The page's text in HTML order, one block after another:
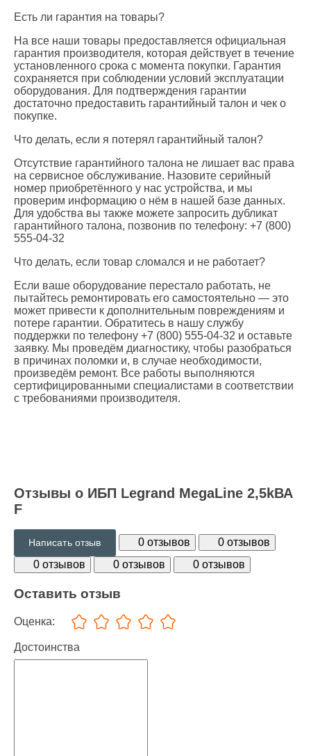
Есть ли гарантия на товары?
На все наши товары предоставляется официальная
гарантия производителя, которая действует в течение
установленного срока с момента покупки. Гарантия
сохраняется при соблюдении условий эксплуатации
оборудования. Для подтверждения гарантии
достаточно предоставить гарантийный талон и чек о
покупке.
Что делать, если я потерял гарантийный талон?
Отсутствие гарантийного талона не лишает вас права
на сервисное обслуживание. Назовите серийный
номер приобретённого у нас устройства, и мы
проверим информацию о нём в нашей базе данных.
Для удобства вы также можете запросить дубликат
гарантийного талона, позвонив по телефону: +7 (800)
555-04-32
Что делать, если товар сломался и не работает?
Если ваше оборудование перестало работать, не
пытайтесь ремонтировать его самостоятельно — это
может привести к дополнительным повреждениям и
потере гарантии. Обратитесь в нашу службу
поддержки по телефону +7 (800) 555-04-32 и оставьте
заявку. Мы проведём диагностику, чтобы разобраться
в причинах поломки и, в случае необходимости,
произведём ремонт. Все работы выполняются
сертифицированными специалистами в соответствии
с требованиями производителя.
Отзывы о ИБП Legrand MegaLine 2,5kВА
F
Написать отзыв 0 отзывов
0 отзывов
0 отзывов
0 отзывов 0 отзывов
Оставить отзыв
Оценка:
Достоинства